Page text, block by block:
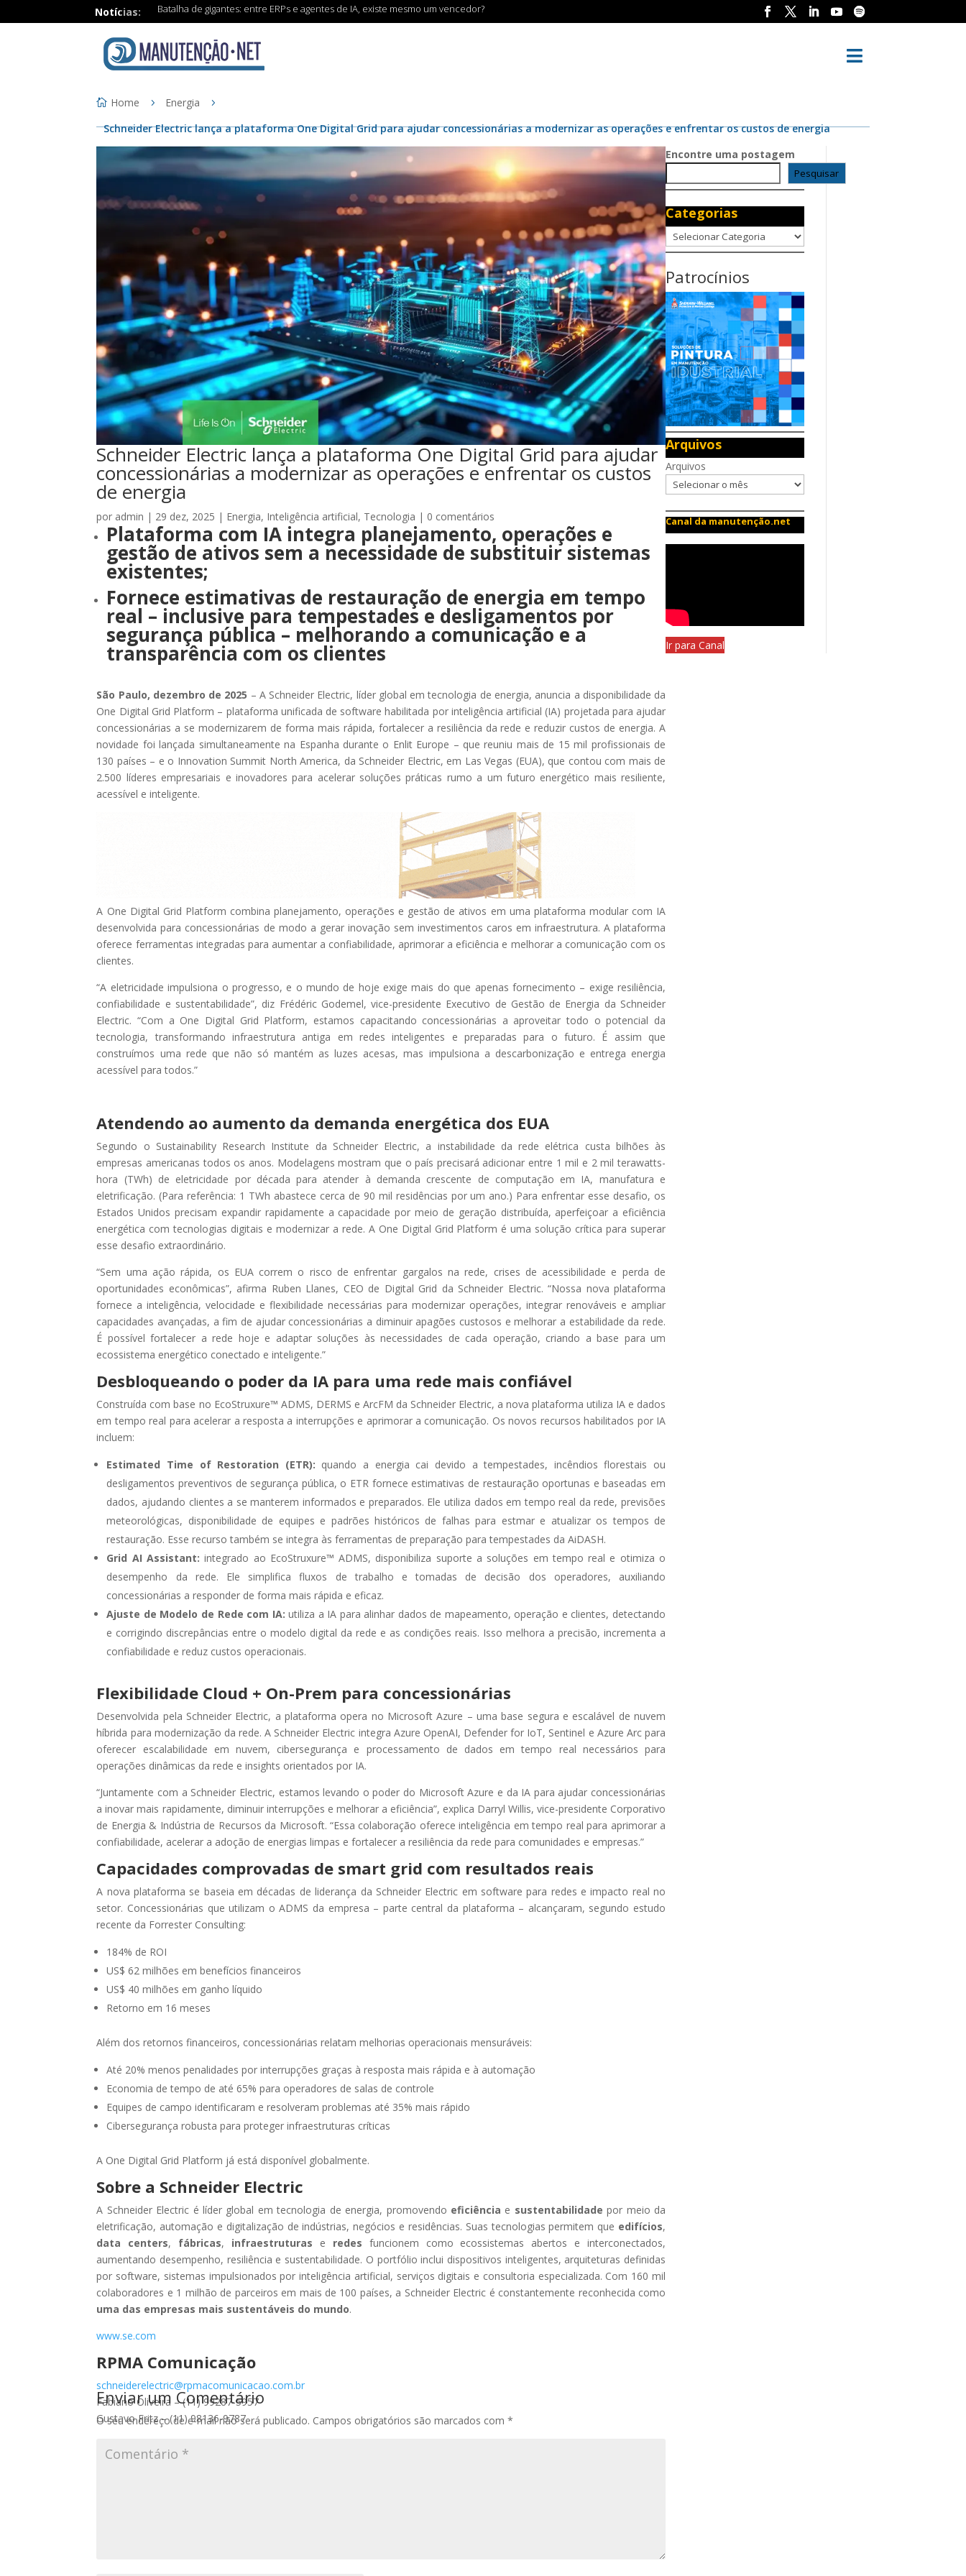
Notícias: Batalha de gigantes: entre ERPs e agentes de IA, existe mesmo um vencedor?

Home
Energia
Schneider Electric lança a plataforma One Digital Grid para ajudar concessionárias a modernizar as operações e enfrentar os custos de energia
Schneider Electric lança a plataforma One Digital Grid para ajudar
concessionárias a modernizar as operações e enfrentar os custos
de energia
por admin | 29 dez, 2025 | Energia, Inteligência artificial, Tecnologia | 0 comentários
Plataforma com IA integra planejamento, operações e
gestão de ativos sem a necessidade de substituir sistemas
existentes;
Fornece estimativas de restauração de energia em tempo
real – inclusive para tempestades e desligamentos por
segurança pública – melhorando a comunicação e a
transparência com os clientes
São Paulo, dezembro de 2025 – A Schneider Electric, líder global em tecnologia de energia, anuncia a disponibilidade da
One Digital Grid Platform – plataforma unificada de software habilitada por inteligência artificial (IA) projetada para ajudar
concessionárias a se modernizarem de forma mais rápida, fortalecer a resiliência da rede e reduzir custos de energia. A
novidade foi lançada simultaneamente na Espanha durante o Enlit Europe – que reuniu mais de 15 mil profissionais de
130 países – e o Innovation Summit North America, da Schneider Electric, em Las Vegas (EUA), que contou com mais de
2.500 líderes empresariais e inovadores para acelerar soluções práticas rumo a um futuro energético mais resiliente,
acessível e inteligente.
A One Digital Grid Platform combina planejamento, operações e gestão de ativos em uma plataforma modular com IA
desenvolvida para concessionárias de modo a gerar inovação sem investimentos caros em infraestrutura. A plataforma
oferece ferramentas integradas para aumentar a confiabilidade, aprimorar a eficiência e melhorar a comunicação com os
clientes.
“A eletricidade impulsiona o progresso, e o mundo de hoje exige mais do que apenas fornecimento – exige resiliência,
confiabilidade e sustentabilidade”, diz Frédéric Godemel, vice-presidente Executivo de Gestão de Energia da Schneider
Electric. “Com a One Digital Grid Platform, estamos capacitando concessionárias a aproveitar todo o potencial da
tecnologia, transformando infraestrutura antiga em redes inteligentes e preparadas para o futuro. É assim que
construímos uma rede que não só mantém as luzes acesas, mas impulsiona a descarbonização e entrega energia
acessível para todos.”
Atendendo ao aumento da demanda energética dos EUA
Segundo o Sustainability Research Institute da Schneider Electric, a instabilidade da rede elétrica custa bilhões às
empresas americanas todos os anos. Modelagens mostram que o país precisará adicionar entre 1 mil e 2 mil terawatts-
hora (TWh) de eletricidade por década para atender à demanda crescente de computação em IA, manufatura e
eletrificação. (Para referência: 1 TWh abastece cerca de 90 mil residências por um ano.) Para enfrentar esse desafio, os
Estados Unidos precisam expandir rapidamente a capacidade por meio de geração distribuída, aperfeiçoar a eficiência
energética com tecnologias digitais e modernizar a rede. A One Digital Grid Platform é uma solução crítica para superar
esse desafio extraordinário.
“Sem uma ação rápida, os EUA correm o risco de enfrentar gargalos na rede, crises de acessibilidade e perda de
oportunidades econômicas”, afirma Ruben Llanes, CEO de Digital Grid da Schneider Electric. “Nossa nova plataforma
fornece a inteligência, velocidade e flexibilidade necessárias para modernizar operações, integrar renováveis e ampliar
capacidades avançadas, a fim de ajudar concessionárias a diminuir apagões custosos e melhorar a estabilidade da rede.
É possível fortalecer a rede hoje e adaptar soluções às necessidades de cada operação, criando a base para um
ecossistema energético conectado e inteligente.”
Desbloqueando o poder da IA para uma rede mais confiável
Construída com base no EcoStruxure™ ADMS, DERMS e ArcFM da Schneider Electric, a nova plataforma utiliza IA e dados
em tempo real para acelerar a resposta a interrupções e aprimorar a comunicação. Os novos recursos habilitados por IA
incluem:
Estimated Time of Restoration (ETR): quando a energia cai devido a tempestades, incêndios florestais ou
desligamentos preventivos de segurança pública, o ETR fornece estimativas de restauração oportunas e baseadas em
dados, ajudando clientes a se manterem informados e preparados. Ele utiliza dados em tempo real da rede, previsões
meteorológicas, disponibilidade de equipes e padrões históricos de falhas para estmar e atualizar os tempos de
restauração. Esse recurso também se integra às ferramentas de preparação para tempestades da AiDASH.
Grid AI Assistant:integrado ao EcoStruxure™ ADMS, disponibiliza suporte a soluções em tempo real e otimiza o
desempenho da rede. Ele simplifica fluxos de trabalho e tomadas de decisão dos operadores, auxiliando
concessionárias a responder de forma mais rápida e eficaz.
Ajuste de Modelo de Rede com IA:utiliza a IA para alinhar dados de mapeamento, operação e clientes, detectando
e corrigindo discrepâncias entre o modelo digital da rede e as condições reais. Isso melhora a precisão, incrementa a
confiabilidade e reduz custos operacionais.
Flexibilidade Cloud + On-Prem para concessionárias
Desenvolvida pela Schneider Electric, a plataforma opera no Microsoft Azure – uma base segura e escalável de nuvem
híbrida para modernização da rede. A Schneider Electric integra Azure OpenAI, Defender for IoT, Sentinel e Azure Arc para
oferecer escalabilidade em nuvem, cibersegurança e processamento de dados em tempo real necessários para
operações dinâmicas da rede e insights orientados por IA.
“Juntamente com a Schneider Electric, estamos levando o poder do Microsoft Azure e da IA para ajudar concessionárias
a inovar mais rapidamente, diminuir interrupções e melhorar a eficiência”, explica Darryl Willis, vice-presidente Corporativo
de Energia & Indústria de Recursos da Microsoft. “Essa colaboração oferece inteligência em tempo real para aprimorar a
confiabilidade, acelerar a adoção de energias limpas e fortalecer a resiliência da rede para comunidades e empresas.”
Capacidades comprovadas de smart grid com resultados reais
A nova plataforma se baseia em décadas de liderança da Schneider Electric em software para redes e impacto real no
setor. Concessionárias que utilizam o ADMS da empresa – parte central da plataforma – alcançaram, segundo estudo
recente da Forrester Consulting:
184% de ROI
US$ 62 milhões em benefícios financeiros
US$ 40 milhões em ganho líquido
Retorno em 16 meses
Além dos retornos financeiros, concessionárias relatam melhorias operacionais mensuráveis:
Até 20% menos penalidades por interrupções graças à resposta mais rápida e à automação
Economia de tempo de até 65% para operadores de salas de controle
Equipes de campo identificaram e resolveram problemas até 35% mais rápido
Cibersegurança robusta para proteger infraestruturas críticas
A One Digital Grid Platform já está disponível globalmente.
Sobre a Schneider Electric
A Schneider Electric é líder global em tecnologia de energia, promovendo eficiência e sustentabilidadepor meio da
eletrificação, automação e digitalização de indústrias, negócios e residências. Suas tecnologias permitem que edifícios,
data centers, fábricas, infraestruturas e redes funcionem como ecossistemas abertos e interconectados,
aumentando desempenho, resiliência e sustentabilidade. O portfólio inclui dispositivos inteligentes, arquiteturas definidas
por software, sistemas impulsionados por inteligência artificial, serviços digitais e consultoria especializada. Com 160 mil
colaboradores e 1 milhão de parceiros em mais de 100 países, a Schneider Electric é constantemente reconhecida como
uma das empresas mais sustentáveis do mundo.
www.se.com
RPMA Comunicação
schneiderelectric@rpmacomunicacao.com.br
Fabiano Oliveira – (11) 99287-5957
Gustavo Fritz – (11) 98136-9787
Enviar um Comentário
O seu endereço de e-mail não será publicado. Campos obrigatórios são marcados com*
Encontre uma postagem
Pesquisar
Categorias
Categorias
Patrocínios
Arquivos
Arquivos
Canal da manutenção.net
Ir para Canal